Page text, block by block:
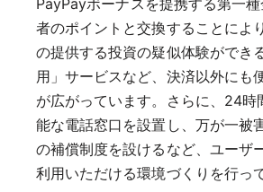
者のポイントと交換することによ
の提供する投資の疑似体験ができ
用」サービスなど、決済以外にも
が広がっています。さらに、24
能な電話窓口を設置し、万が一被
の補償制度を設けるなど、ユーザ
利用いただける環境づくりを行っ